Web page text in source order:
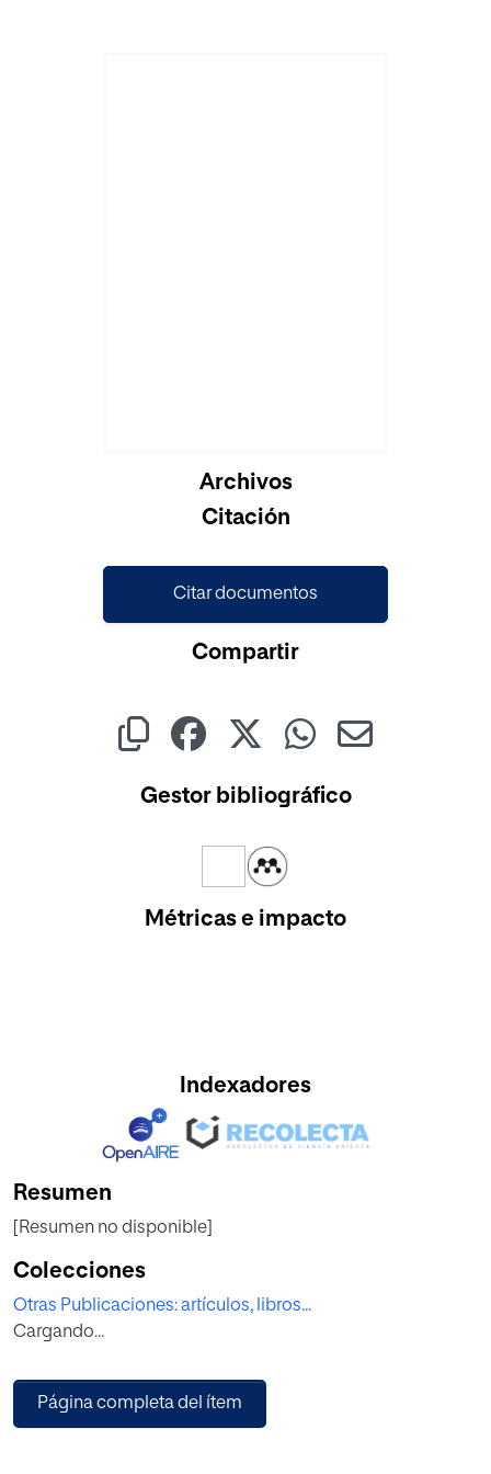
Archivos
Citación
Citar documentos
Compartir
Gestor bibliográfico
Métricas e impacto
Indexadores
Resumen
[Resumen no disponible]
Colecciones
Otras Publicaciones: artículos, libros...
Cargando...
Página completa del ítem